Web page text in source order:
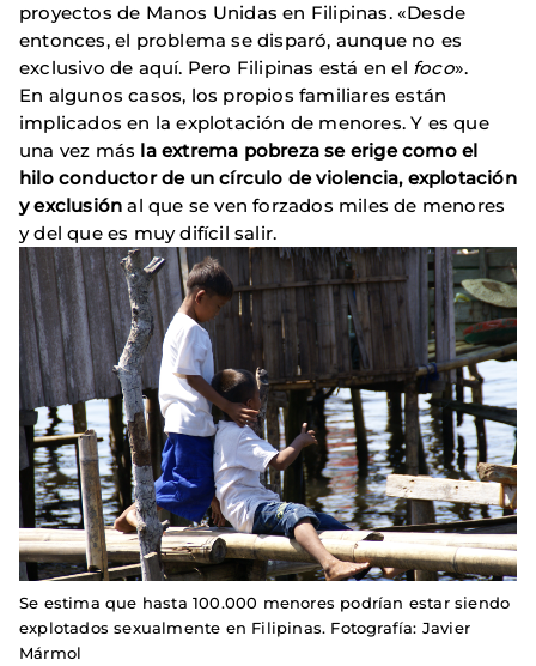
proyectos de Manos Unidas en Filipinas. «Desde
entonces, el problema se disparó, aunque no es
exclusivo de aquí. Pero Filipinas está en el foco».
En algunos casos, los propios familiares están
implicados en la explotación de menores. Y es que
una vez más la extrema pobreza se erige como el
hilo conductor de un círculo de violencia, explotación
y exclusión al que se ven forzados miles de menores
y del que es muy difícil salir.
Se estima que hasta 100.000 menores podrían estar siendo
explotados sexualmente en Filipinas. Fotografía: Javier
Mármol